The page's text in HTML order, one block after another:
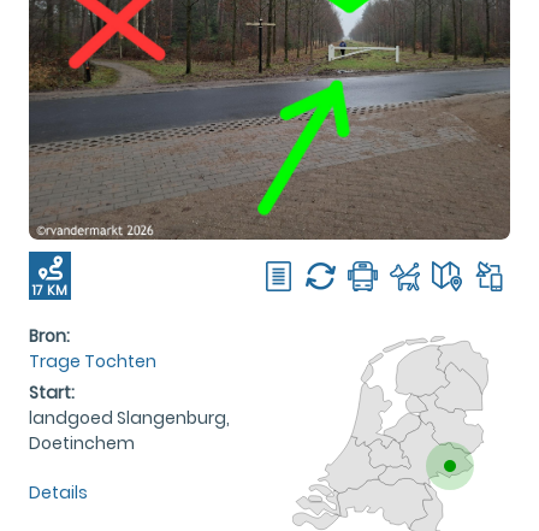
17 KM
Bron:
Trage Tochten
Start:
landgoed Slangenburg,
Doetinchem
Details